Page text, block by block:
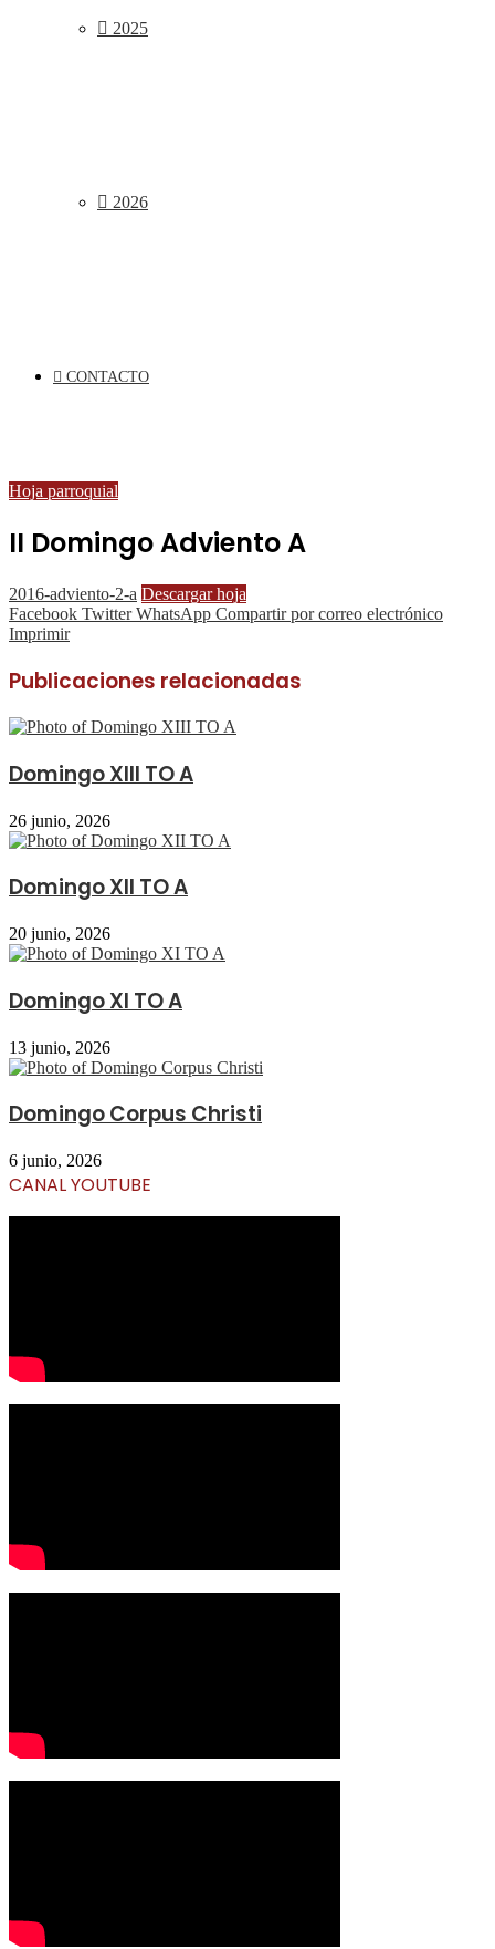
2025
2026
CONTACTO
Hoja parroquial
II Domingo Adviento A
2016-adviento-2-a Descargar hoja
Facebook Twitter WhatsApp Compartir por correo electrónico
Imprimir
Publicaciones relacionadas
Domingo XIII TO A
26 junio, 2026
Domingo XII TO A
20 junio, 2026
Domingo XI TO A
13 junio, 2026
Domingo Corpus Christi
6 junio, 2026
CANAL YOUTUBE